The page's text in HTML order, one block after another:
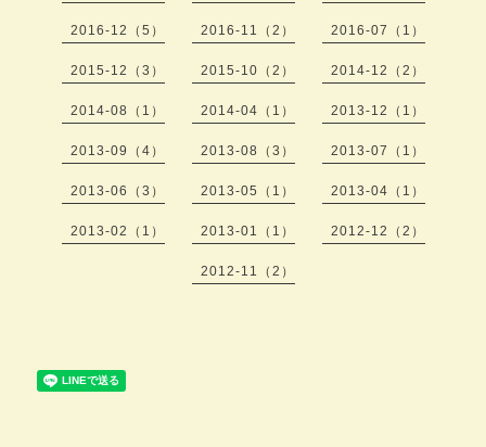
2016-12（5） 2016-11（2） 2016-07（1）
2015-12（3） 2015-10（2） 2014-12（2）
2014-08（1） 2014-04（1） 2013-12（1）
2013-09（4） 2013-08（3） 2013-07（1）
2013-06（3） 2013-05（1） 2013-04（1）
2013-02（1） 2013-01（1） 2012-12（2）
2012-11（2）